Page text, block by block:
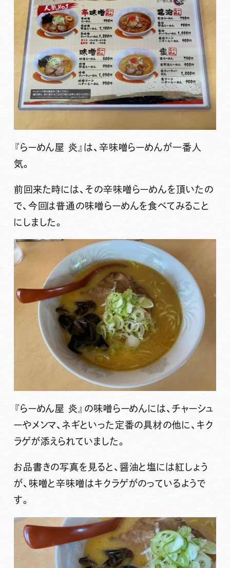
『らーめん屋 炎』 は、辛味噌らーめんが一番人
気。
前回来た時には、その辛味噌らーめんを頂いたの
で、今回は普通の味噌らーめんを食べてみること
にしました。
『らーめん屋 炎』 の味噌らーめんには、チャーシュ
ーやメンマ、ネギといった定番の具材の他に、キク
ラゲが添えられていました。
お品書きの写真を見ると、醤油と塩には紅しょう
が、味噌と辛味噌はキクラゲがのっているようで
す。